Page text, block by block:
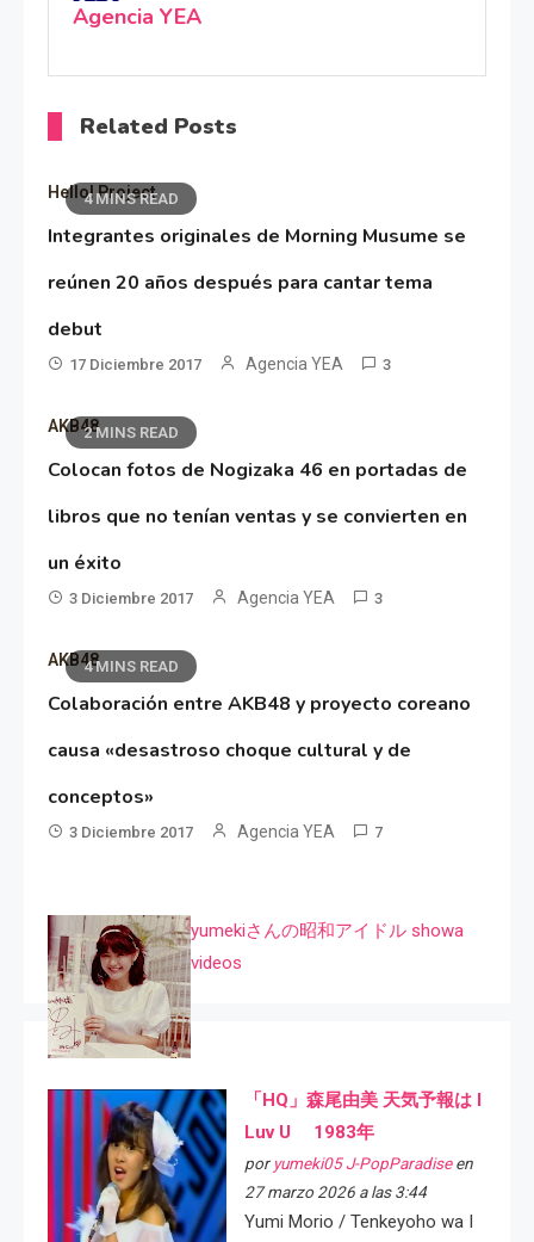
Agencia YEA
Related Posts
4 MINS READ
Hello! Project
Integrantes originales de Morning Musume se
reúnen 20 años después para cantar tema
debut
17 Diciembre 2017 Agencia YEA 3
2 MINS READ
AKB48
Colocan fotos de Nogizaka 46 en portadas de
libros que no tenían ventas y se convierten en
un éxito
3 Diciembre 2017 Agencia YEA 3
4 MINS READ
AKB48
Colaboración entre AKB48 y proyecto coreano
causa «desastroso choque cultural y de
conceptos»
3 Diciembre 2017 Agencia YEA 7
yumekiさんの昭和アイドル showa
videos
「HQ」森尾由美 天気予報は I
Luv U 1983年
por yumeki05 J-PopParadiseen
27 marzo 2026 a las 3:44
Yumi Morio / Tenkeyoho wa I